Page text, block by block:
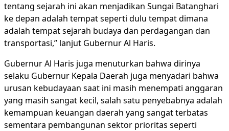
tentang sejarah ini akan menjadikan Sungai Batanghari
ke depan adalah tempat seperti dulu tempat dimana
adalah tempat sejarah budaya dan perdagangan dan
transportasi,” lanjut Gubernur Al Haris.
Gubernur Al Haris juga menuturkan bahwa dirinya
selaku Gubernur Kepala Daerah juga menyadari bahwa
urusan kebudayaan saat ini masih menempati anggaran
yang masih sangat kecil, salah satu penyebabnya adalah
kemampuan keuangan daerah yang sangat terbatas
sementara pembangunan sektor prioritas seperti